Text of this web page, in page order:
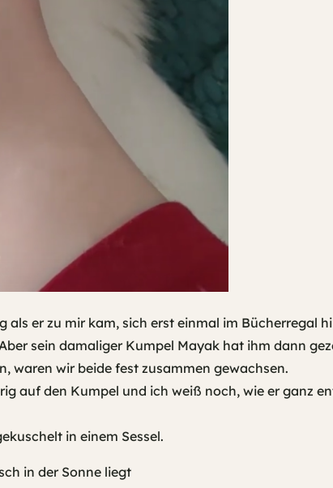
er zu mir kam, sich erst einmal im Bücherregal
sein damaliger Kumpel Mayak hat ihm dann
waren wir beide fest zusammen gewachsen.
auf den Kumpel und ich weiß noch, wie er ganz
in einem Sessel.